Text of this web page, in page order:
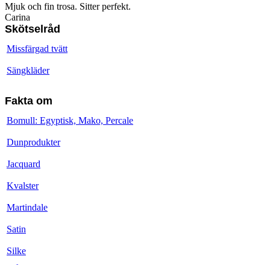
Mjuk och fin trosa. Sitter perfekt.
Carina
Skötselråd
Missfärgad tvätt
Sängkläder
Fakta om
Bomull: Egyptisk, Mako, Percale
Dunprodukter
Jacquard
Kvalster
Martindale
Satin
Silke